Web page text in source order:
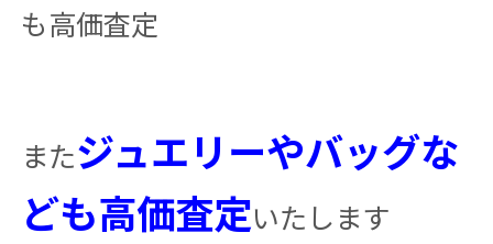
も高価査定
またジュエリーやバッグな
ども高価査定いたします